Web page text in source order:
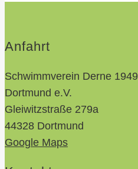
Anfahrt
Schwimmverein Derne 1949
Dortmund e.V.
Gleiwitzstraße 279a
44328 Dortmund
Google Maps